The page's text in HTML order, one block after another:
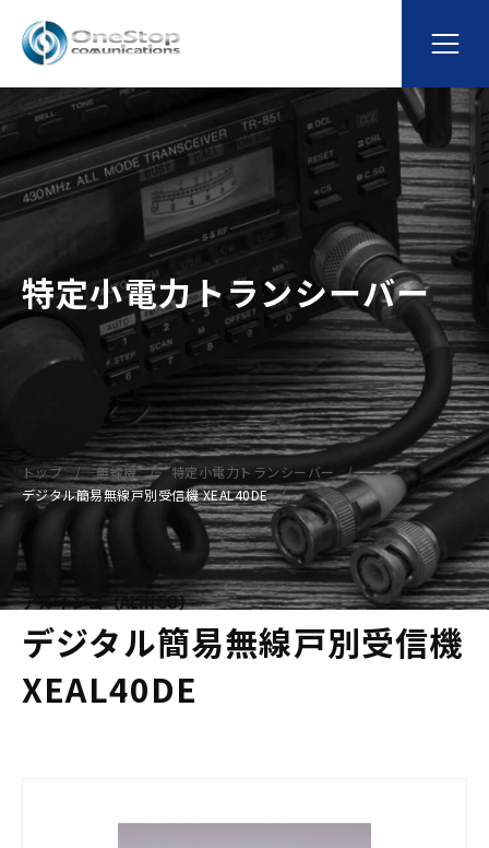
特定小電力トランシーバー
トップ 無線機
特定小電力トランシーバー
デジタル簡易無線戸別受信機 XEAL40DE
アルインコ（ALINCO）
デジタル簡易無線戸別受信機
XEAL40DE